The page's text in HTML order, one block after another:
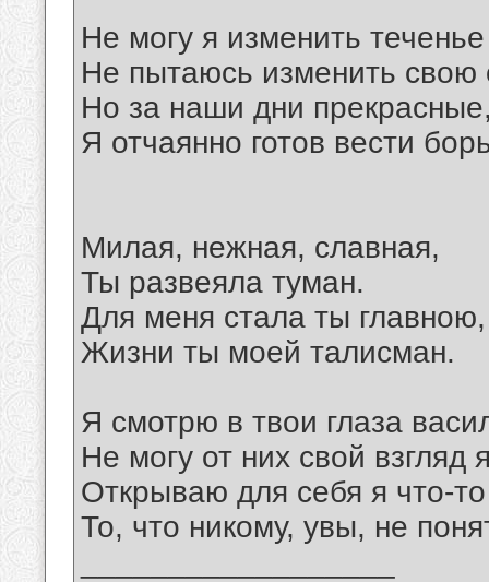
Не могу я изменить
Не пытаюсь изменить свою
Но за наши дни
Я отчаянно готов вести
Милая, нежная, славная,
Ты развеяла туман.
Для меня стала ты главною,
Жизни ты моей талисман.
Я смотрю в твои глаза
Не могу от них свой взгляд
Открываю для себя я что-
То, что никому, увы, не